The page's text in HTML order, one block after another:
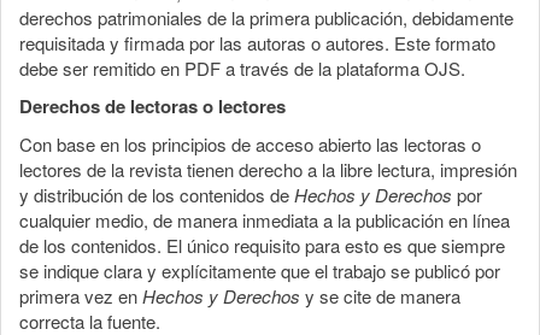
derechos patrimoniales de la primera publicación, debidamente
requisitada y firmada por las autoras o autores. Este formato
debe ser remitido en PDF a través de la plataforma OJS.
Derechos de lectoras o lectores
Con base en los principios de acceso abierto las lectoras o
lectores de la revista tienen derecho a la libre lectura, impresión
y distribución de los contenidos deHechos y Derechos por
cualquier medio, de manera inmediata a la publicación en línea
de los contenidos. El único requisito para esto es que siempre
se indique clara y explícitamente que el trabajo se publicó por
primera vez enHechos y Derechos y se cite de manera
correcta la fuente.